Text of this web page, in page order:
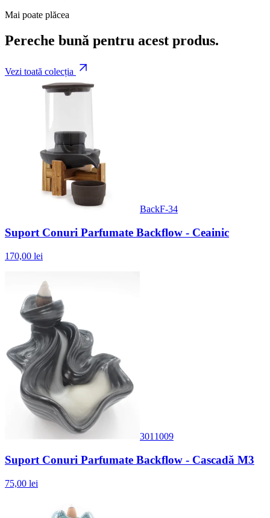
Mai poate plăcea
Pereche bună pentru acest produs.
Vezi toată colecția
BackF-34
Suport Conuri Parfumate Backflow - Ceainic
170,00 lei
3011009
Suport Conuri Parfumate Backflow - Cascadă M3
75,00 lei